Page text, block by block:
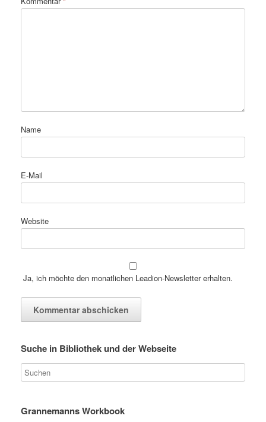
Name
E-Mail
Website
Ja, ich möchte den monatlichen Leadion-Newsletter erhalten.
Suche in Bibliothek und der Webseite
Grannemanns Workbook